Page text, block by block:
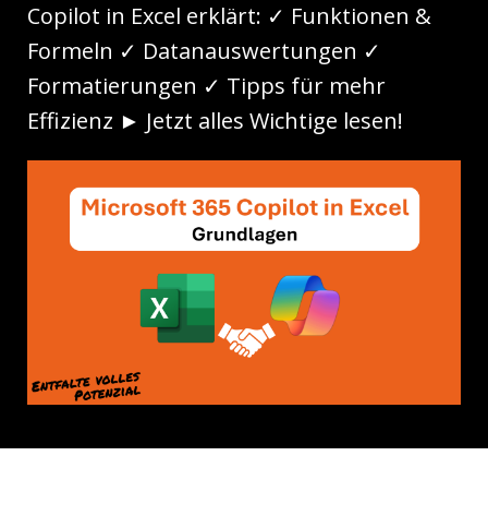
Copilot in Excel erklärt: ✓ Funktionen &
Formeln ✓ Datanauswertungen ✓
Formatierungen ✓ Tipps für mehr
Effizienz ► Jetzt alles Wichtige lesen!